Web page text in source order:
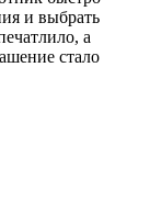
и выбрать
а
стало